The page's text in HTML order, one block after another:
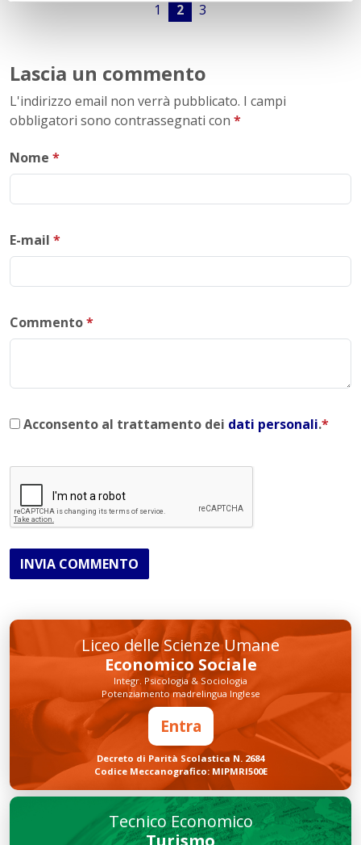
1 2 3
Lascia un commento
L'indirizzo email non verrà pubblicato. I campi
obbligatori sono contrassegnati con *
Nome *
E-mail *
Commento*
Acconsento al trattamento dei dati personali.*
INVIA COMMENTO
Liceo delle Scienze Umane
Economico Sociale
Integr. Psicologia & Sociologia
Potenziamento madrelingua Inglese
Entra
Decreto di Parità Scolastica N. 2684
Codice Meccanografico: MIPMRI500E
Tecnico Economico